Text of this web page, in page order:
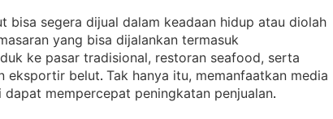
bisa segera dijual dalam keadaan hidup atau diolah
yang bisa dijalankan termasuk
ke pasar tradisional, restoran seafood, serta
eksportir belut. Tak hanya itu, memanfaatkan media
dapat mempercepat peningkatan penjualan.